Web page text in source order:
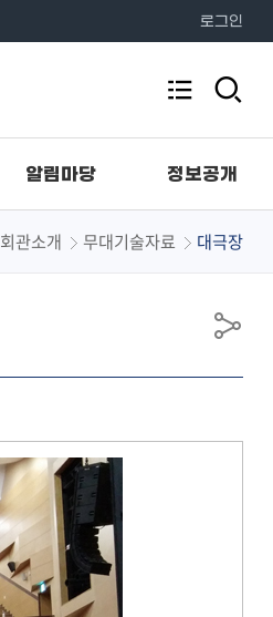
로그인
알림마당 정보공개
전
뉴
검
색
역
기
회관소개 무대기술자료 대극장
공